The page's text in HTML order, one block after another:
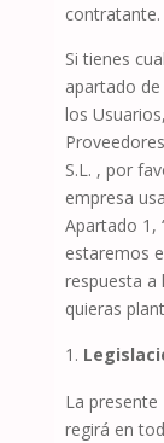
contratante.
Si tienes
apartado
los
S.L. , por
empresa
Apartado 1,
estaremos
respuesta a
quieras
La
regirá en